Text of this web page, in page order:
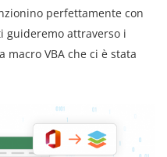
perfettamente con
guideremo attraverso i
VBA che ci è stata